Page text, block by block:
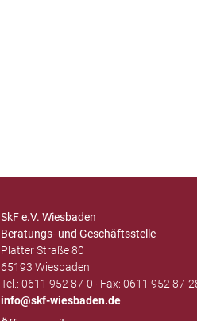
SkF e.V. Wiesbaden
Beratungs- und Geschäftsstelle
Platter Straße 80
65193 Wiesbaden
Tel.: 0611 952 87-0 · Fax: 0611 952 87-
info
skf-wiesbaden.de